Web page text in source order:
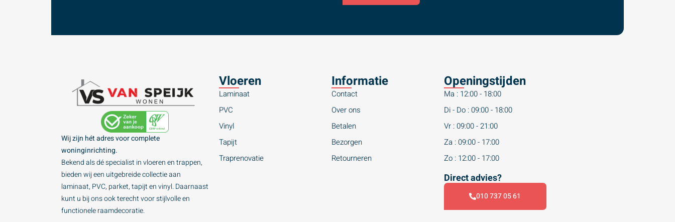
Wij zijn hét adres voor complete
woninginrichting.
Bekend als dé specialist in vloeren en trappen,
bieden wij een uitgebreide collectie aan
laminaat, PVC, parket, tapijt en vinyl. Daarnaast
kunt u bij ons ook terecht voor stijlvolle en
functionele raamdecoratie.
Vloeren
Laminaat
PVC
Vinyl
Tapijt
Traprenovatie
Informatie
Contact
Over ons
Betalen
Bezorgen
Retourneren
Openingstijden
Ma : 12:00 - 18:00
Di - Do : 09:00 - 18:00
Vr : 09:00 - 21:00
Za : 09:00 - 17:00
Zo : 12:00 - 17:00
Direct advies?
010 737 05 61